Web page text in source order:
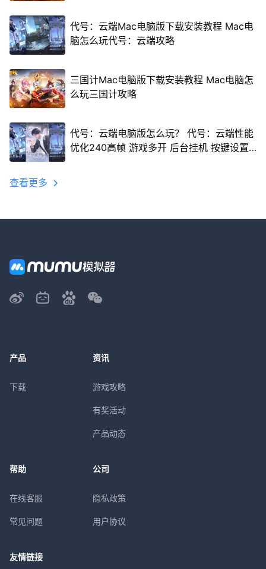
代号：云端Mac电脑版下载安装教程 Mac电
脑怎么玩代号：云端攻略
三国计Mac电脑版下载安装教程 Mac电脑怎
么玩三国计攻略
代号：云端电脑版怎么玩？ 代号：云端性能
优化240高帧 游戏多开 后台挂机 按键设置
查看更多
产品
下载
资讯
游戏攻略
有奖活动
产品动态
帮助
在线客服
常见问题
公司
隐私政策
用户协议
友情链接